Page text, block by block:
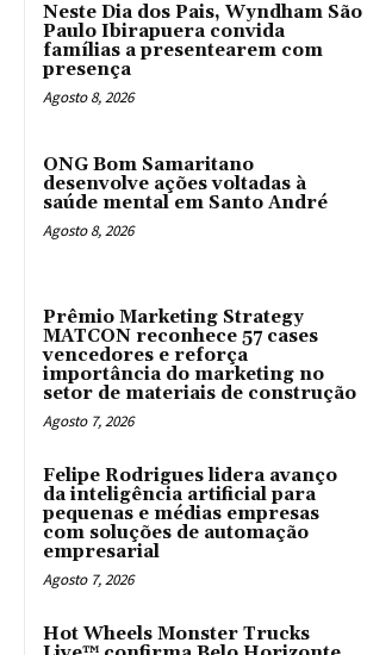
Neste Dia dos Pais, Wyndham São
Paulo Ibirapuera convida
famílias a presentearem com
presença
Agosto 8, 2026
ONG Bom Samaritano
desenvolve ações voltadas à
saúde mental em Santo André
Agosto 8, 2026
Prêmio Marketing Strategy
MATCON reconhece 57 cases
vencedores e reforça
importância do marketing no
setor de materiais de construção
Agosto 7, 2026
Felipe Rodrigues lidera avanço
da inteligência artificial para
pequenas e médias empresas
com soluções de automação
empresarial
Agosto 7, 2026
Hot Wheels Monster Trucks